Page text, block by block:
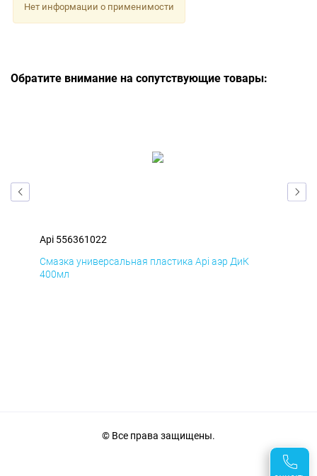
Нет информации о применимости
Обратите внимание на сопутствующие товары:
Api 556361022
Смазка универсальная пластика Api аэр ДиК
400мл
© Все права защищены.